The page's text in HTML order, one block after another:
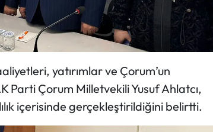
yatırımlar ve Çorum’un
Parti Çorum Milletvekili Yusuf Ahlatcı,
içerisinde gerçekleştirildiğini belirtti.